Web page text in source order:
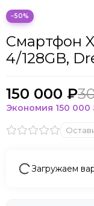
ONYX BOOX
Oukitel
Pico
POCO
Sony
Valve
Whoop
−50%
Смартфон
4/128GB,
150 000 ₽
Экономия 150 000
Загружаем